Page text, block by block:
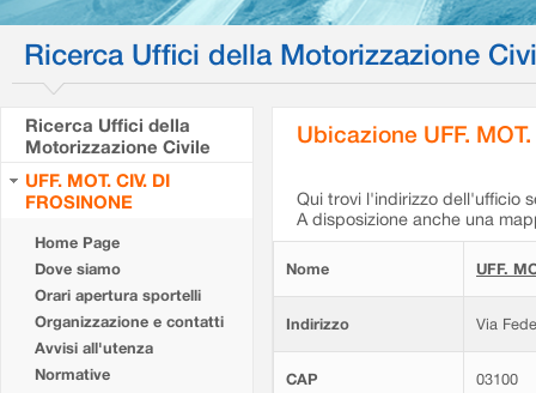
Ricerca Uffici della Motorizzazione
Ricerca Uffici della
Motorizzazione Civile
UFF. MOT. CIV. DI
FROSINONE
Home Page
Dove siamo
Orari apertura sportelli
Organizzazione e contatti
Avvisi all'utenza
Normative
Ubicazione UFF.
Qui trovi l'indirizzo dell'ufficio
A disposizione anche una
Nome UFF.
Indirizzo Via
CAP 03100